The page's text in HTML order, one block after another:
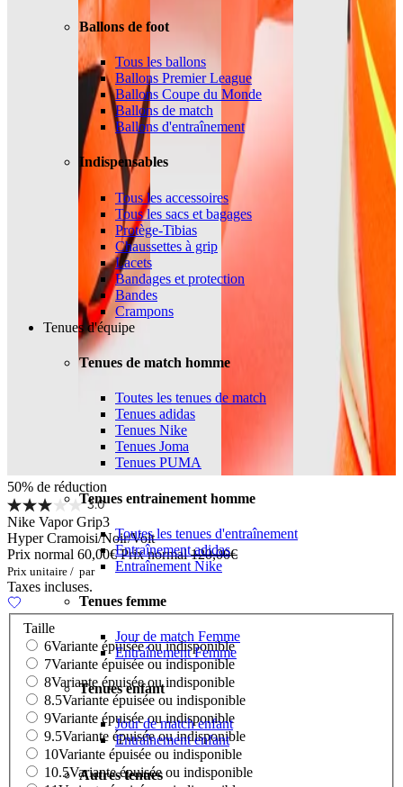
Ballons de foot
Tous les ballons
Ballons Premier League
Ballons Coupe du Monde
Ballons de match
Ballons d'entraînement
Indispensables
Tous les accessoires
Tous les sacs et bagages
Protège-Tibias
Chaussettes à grip
Lacets
Bandages et protection
Bandes
Crampons
Tenues d'équipe
Tenues de match homme
Toutes les tenues de match
Tenues adidas
Tenues Nike
Tenues Joma
Tenues PUMA
Tenues entrainement homme
Toutes les tenues d'entraînement
Entraînement adidas
Entraînement Nike
Tenues femme
Jour de match Femme
Entraînement Femme
Tenues enfant
Jour de match enfant
Entraînement enfant
Autres tenues
50% de réduction
3.0
Nike Vapor Grip3
Hyper Cramoisi/Noir/Volt
Prix normal 60,00€Prix normal 120,00€
Prix unitaire / par
Taxes incluses.
Taille
6Variante épuisée ou indisponible
7Variante épuisée ou indisponible
8Variante épuisée ou indisponible
8.5Variante épuisée ou indisponible
9Variante épuisée ou indisponible
9.5Variante épuisée ou indisponible
10Variante épuisée ou indisponible
10.5Variante épuisée ou indisponible